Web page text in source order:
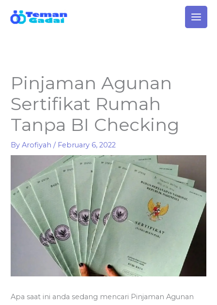
Pinjaman Agunan
Sertifikat Rumah
Tanpa BI Checking
ByArofiyah/ February 6, 2022
Apa saat ini anda sedang mencari Pinjaman Agunan